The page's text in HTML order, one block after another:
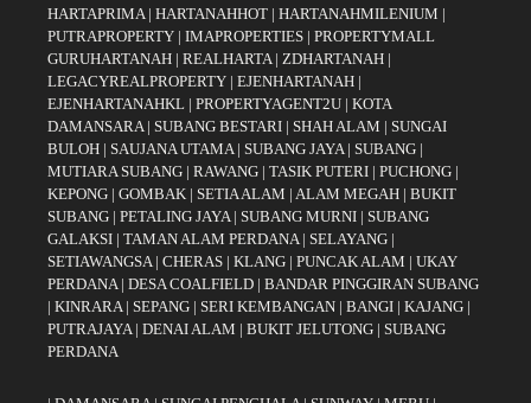
HARTAPRIMA| HARTANAHHOT | HARTANAHMILENIUM |
PUTRAPROPERTY | IMAPROPERTIES | PROPERTYMALL
GURUHARTANAH | REALHARTA| ZDHARTANAH |
LEGACYREALPROPERTY | EJENHARTANAH |
EJENHARTANAHKL | PROPERTYAGENT2U | KOTA
DAMANSARA| SUBANG BESTARI | SHAH ALAM | SUNGAI
BULOH | SAUJANA UTAMA| SUBANG JAYA | SUBANG |
MUTIARA SUBANG | RAWANG | TASIK PUTERI | PUCHONG |
KEPONG | GOMBAK | SETIA ALAM | ALAM MEGAH | BUKIT
SUBANG | PETALING JAYA| SUBANG MURNI | SUBANG
GALAKSI | TAMAN ALAM PERDANA| SELAYANG |
SETIAWANGSA| CHERAS | KLANG | PUNCAK ALAM | UKAY
PERDANA| DESA COALFIELD | BANDAR PINGGIRAN SUBANG
| KINRARA| SEPANG | SERI KEMBANGAN | BANGI | KAJANG |
PUTRAJAYA| DENAI ALAM | BUKIT JELUTONG | SUBANG
PERDANA